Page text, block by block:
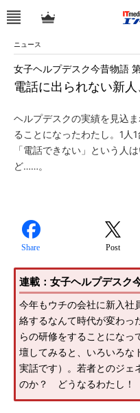
ニュース
電話に出られない新
女子ヘルプデスク今昔物語
ヘルプデスクの実績を見込
ることになったわたし。1人
「電話できない」という人
ど……。
Share Post
連載：女子ヘルプデスク
今年もウチの会社に新入社
絡するなんて時代が変わ
らの研修をすることにな
壇してみると、いろいろ
実話です）。若者とのジェ
のか？ どうなるわたし！